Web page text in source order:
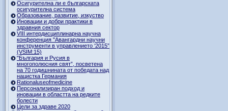
Осигурителна ли е българската
осигурителна система
Образование, развитие, изкуство
Иновации и добри практики в
здравния сектор
VIII интердисциплинарна научна
конференция "Авангардни научни
инструменти в управлението ‘2015”
(VSIM:15)
"България и Русия в
многополюсния свят”, посветена
на 70 годишнината от победата над
нацистка Германия
Rationaluseofmedicine
Персонализиран подход и
иновации в областта на редките
болести
Цели за здраве 2020